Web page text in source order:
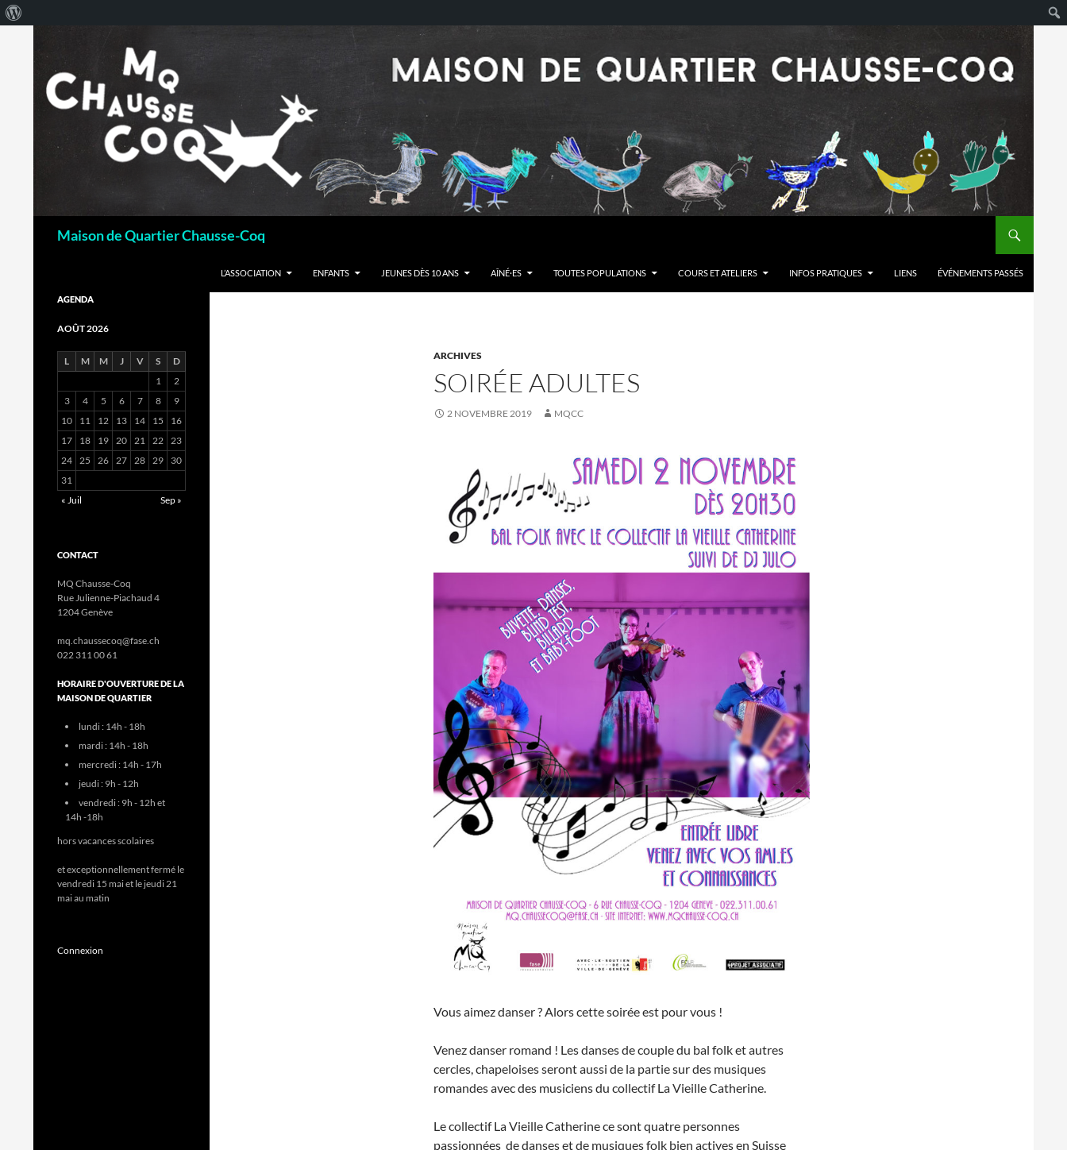
WordPress
Maison de Quartier Chausse-Coq
L’ASSOCIATION
ENFANTS JEUNES DÈS 10 ANS AÎNÉ·ES TOUTES POPULATIONS COURS ET ATELIERS INFOS PRATIQUES LIENS ÉVÉNEMENTS PASSÉS
ARCHIVES
SOIRÉE ADULTES
2 NOVEMBRE 2019 MQCC
Vous aimez danser ? Alors cette soirée est pour vous !
Venez danser romand ! Les danses de couple du bal folk et autres
cercles, chapeloises seront aussi de la partie sur des musiques
romandes avec des musiciens du collectif La Vieille Catherine.
Le collectif La Vieille Catherine ce sont quatre personnes
passionnées de danses et de musiques folk bien actives en Suisse
AGENDA
AOÛT 2026
L M M J V S
D
1
2
3
4 5 6 7 8
9
10
11 12 13 14 15
16
17
18 19 20 21 22 23
24 25 26 27 28 29
30
31
« Juil
Sep »
CONTACT
MQ Chausse-Coq
Rue Julienne-Piachaud 4
1204 Genève
mq.chaussecoq@fase.ch
022 311 00 61
HORAIRE D'OUVERTURE DE LA
MAISON DE QUARTIER
lundi : 14h - 18h
mardi : 14h - 18h
mercredi : 14h - 17h
jeudi : 9h - 12h
vendredi : 9h - 12h et
14h -18h
hors vacances scolaires
et exceptionnellement fermé le
vendredi 15 mai et le jeudi 21
mai au matin
Connexion